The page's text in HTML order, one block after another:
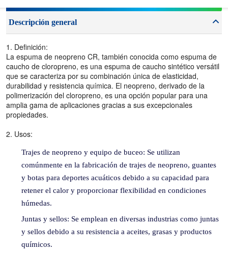
entrega (días)
Descripción general
1. Definición:
La espuma de neopreno CR, también conocida como espuma de
caucho de cloropreno, es una espuma de caucho sintético versátil
que se caracteriza por su combinación única de elasticidad,
durabilidad y resistencia química. El neopreno, derivado de la
polimerización del cloropreno, es una opción popular para una
amplia gama de aplicaciones gracias a sus excepcionales
propiedades.
2. Usos:
Trajes de neopreno y equipo de buceo: Se utilizan
comúnmente en la fabricación de trajes de neopreno, guantes
y botas para deportes acuáticos debido a su capacidad para
retener el calor y proporcionar flexibilidad en condiciones
húmedas.
Juntas y sellos: Se emplean en diversas industrias como juntas
y sellos debido a su resistencia a aceites, grasas y productos
químicos.